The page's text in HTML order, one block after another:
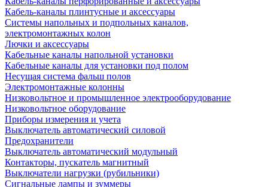
Кабель-каналы плинтусные и аксессуары
Системы напольных и подпольных каналов,
электромонтажных колон
Лючки и аксессуары
Кабельные каналы напольной установки
Кабельные каналы для установки под полом
Несущая система фальш полов
Электромонтажные колонны
Низковольтное и промышленное электрооборудование
Низковольтное оборудование
Приборы измерения и учета
Выключатель автоматический силовой
Предохранители
Выключатель автоматический модульный
Контакторы, пускатель магнитный
Выключатели нагрузки (рубильники)
Сигнальные лампы и зуммеры